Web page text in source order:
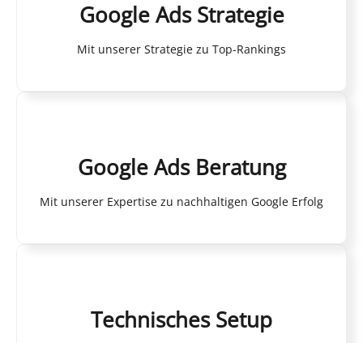
Google Ads Strategie
Mit unserer Strategie zu Top-Rankings
Google Ads Beratung
Mit unserer Expertise zu nachhaltigen Google Erfolg
Technisches Setup